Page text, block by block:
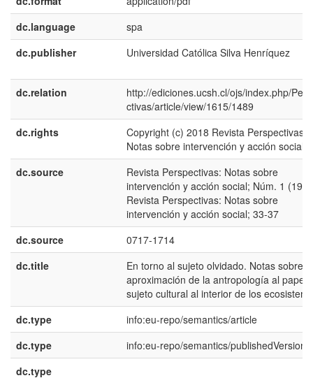
dc.language
spa
dc.publisher
Universidad Católica Silva Henríquez
dc.relation
http://ediciones.ucsh.cl/ojs/index.php/
ctivas/article/view/1615/1489
dc.rights
Copyright (c) 2018 Revista Perspectivas:
Notas sobre intervención y acción social
dc.source
Revista Perspectivas: Notas sobre
intervención y acción social; Núm. 1
Revista Perspectivas: Notas sobre
intervención y acción social; 33-37
dc.source
0717-1714
dc.title
En torno al sujeto olvidado. Notas sobre la
aproximación de la antropología al papel
sujeto cultural al interior de los
dc.type
info:eu-repo/semantics/article
dc.type
info:eu-repo/semantics/publishedVersion
dc.type